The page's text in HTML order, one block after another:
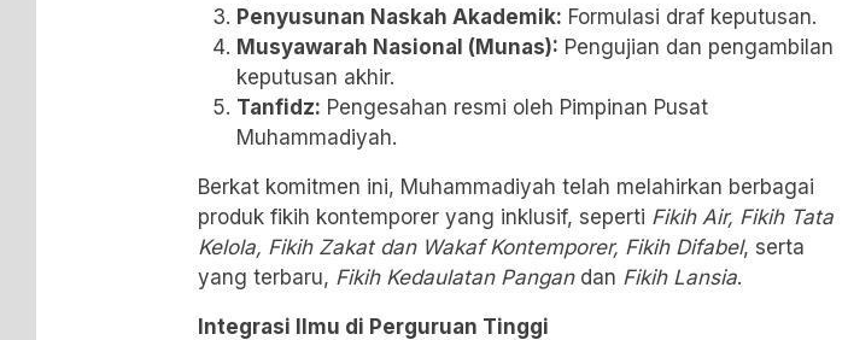
Penyusunan Naskah Akademik: Formulasi draf keputusan.
Musyawarah Nasional (Munas): Pengujian dan pengambilan
keputusan akhir.
Tanfidz: Pengesahan resmi oleh Pimpinan Pusat
Muhammadiyah.
Berkat komitmen ini, Muhammadiyah telah melahirkan berbagai
produk fikih kontemporer yang inklusif, seperti Fikih Air, Fikih Tata
Kelola, Fikih Zakat dan Wakaf Kontemporer, Fikih Difabel, serta
yang terbaru, Fikih Kedaulatan Pangandan Fikih Lansia.
Integrasi Ilmu di Perguruan Tinggi